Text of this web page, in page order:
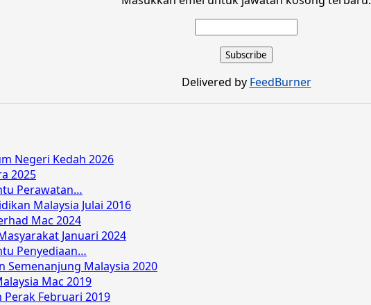
Delivered by FeedBurner
Negeri Kedah 2026
2025
Perawatan…
Malaysia Julai 2016
Mac 2024
Januari 2024
Penyediaan…
Semenanjung Malaysia 2020
Mac 2019
Perak Februari 2019